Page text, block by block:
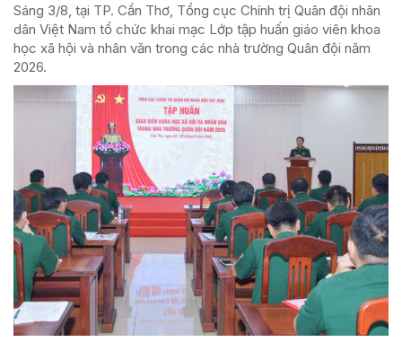
Sáng 3/8, tại TP. Cần Thơ, Tổng cục Chính trị Quân đội nhân
dân Việt Nam tổ chức khai mạc Lớp tập huấn giáo viên khoa
học xã hội và nhân văn trong các nhà trường Quân đội năm
2026.